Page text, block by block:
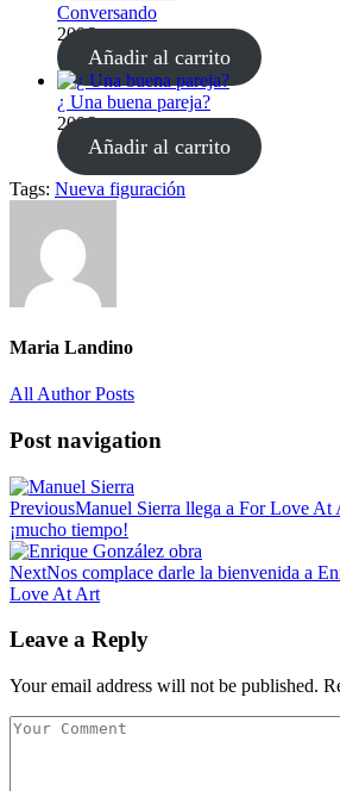
Conversando
200€
Añadir al carrito
¿ Una buena pareja?
200€
Añadir al carrito
Tags: Nueva figuración
Maria Landino
All Author Posts
Post navigation
PreviousManuel Sierra llega a For Love At
¡mucho tiempo!
NextNos complace darle la bienvenida a
Love At Art
Leave a Reply
Your email address will not be published.